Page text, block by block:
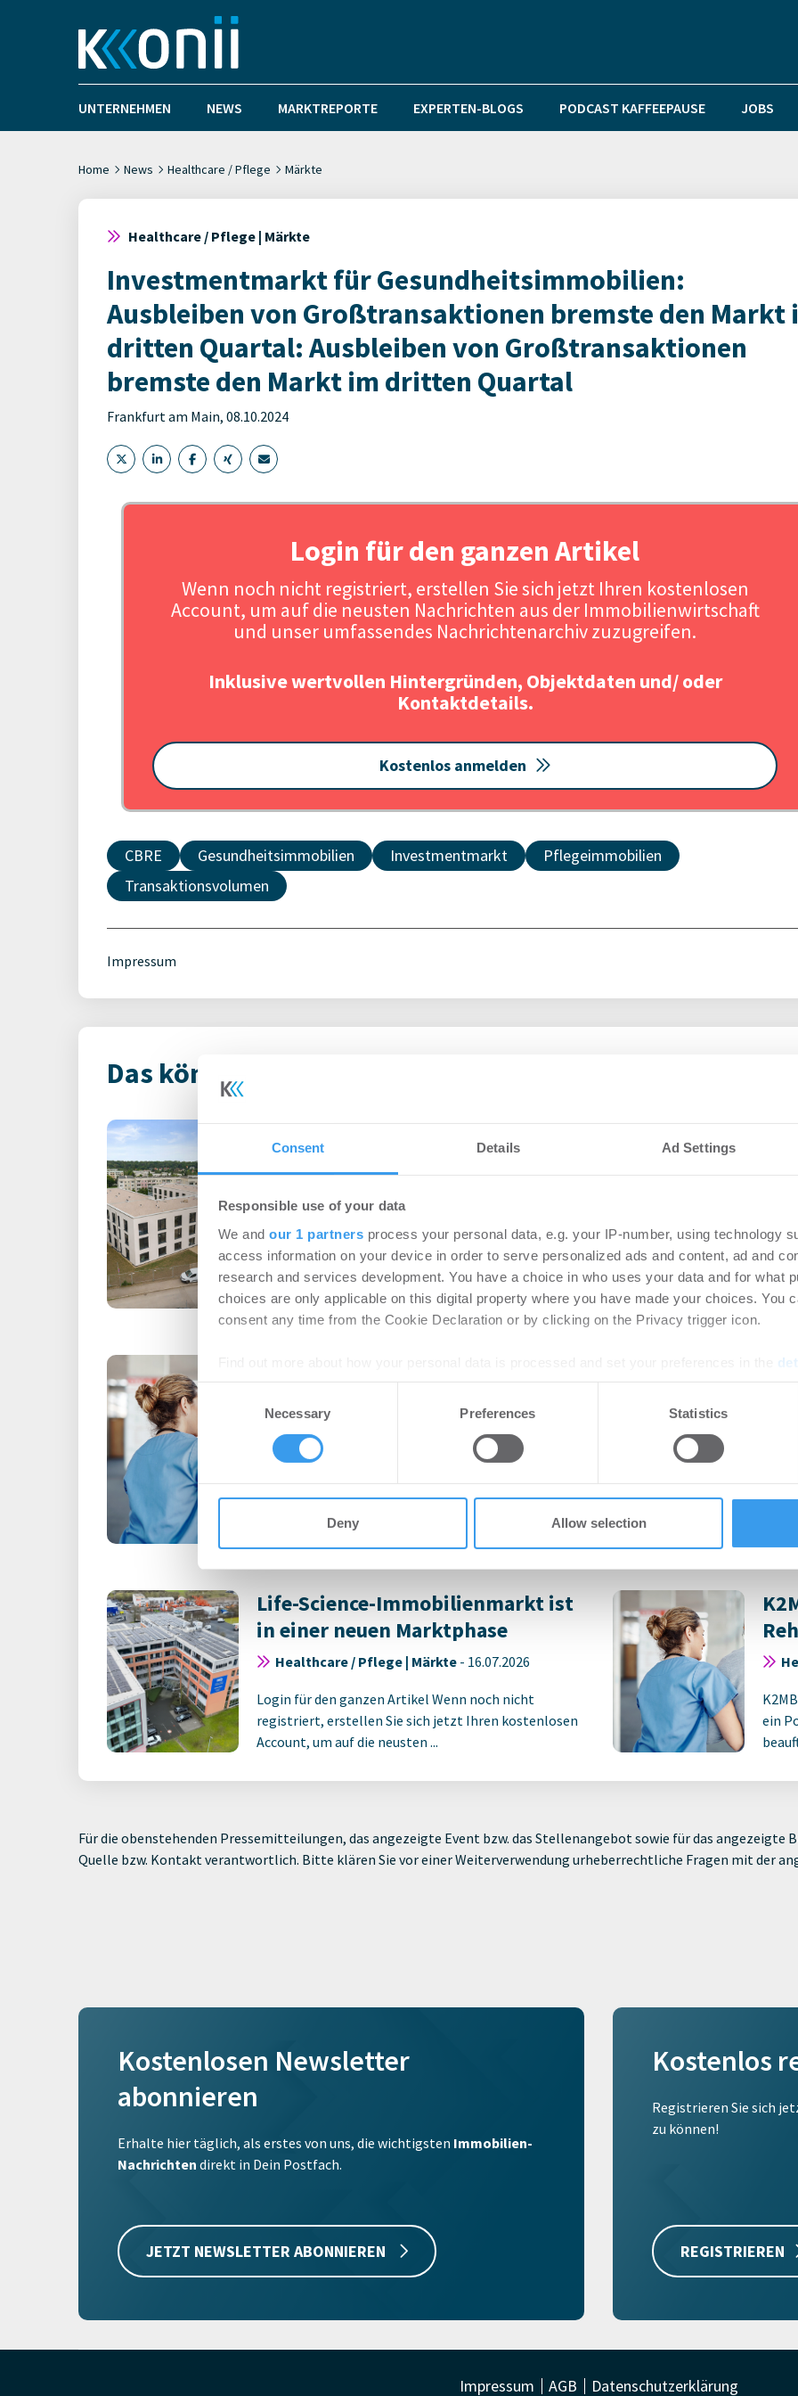
Consent Details Ad Settings
Responsible use of your data
We and our 1 partners process your personal data, e.g. your IP-number, using technology
access information on your device in order to serve personalized ads and content, ad and
research and services development. You have a choice in who uses your data and for what
choices are only applicable on this digital property where you have made your choices. You
consent any time from the Cookie Declaration or by clicking on the Privacy trigger icon.
We use cookies to personalise content and ads, to provide social media features and to
other information that you’ve provided to them or that they’ve collected from your use of their
Consent
Necessary Preferences Statistics
Deny Allow selection
UNTERNEHMEN NEWS MARKTREPORTE EXPERTEN-BLOGS PODCAST KAFFEEPAUSE JOBS
Home News Healthcare / Pflege Märkte
Healthcare / Pflege | Märkte
Investmentmarkt für Gesundheitsimmobilien:
Ausbleiben von Großtransaktionen bremste den Markt
dritten Quartal: Ausbleiben von Großtransaktionen
bremste den Markt im dritten Quartal
Frankfurt am Main, 08.10.2024
Login für den ganzen Artikel
Wenn noch nicht registriert, erstellen Sie sich jetzt Ihren kostenlosen
Account, um auf die neusten Nachrichten aus der Immobilienwirtschaft
und unser umfassendes Nachrichtenarchiv zuzugreifen.
Inklusive wertvollen Hintergründen, Objektdaten und/ oder
Kontaktdetails.
Kostenlos anmelden
CBRE Gesundheitsimmobilien Investmentmarkt
Pflegeimmobilien
Transaktionsvolumen
Impressum
Das könnte Dich auch interessieren
Carestone übergibt neues
Pflegezentrum in Gotha an
Healthcare / Pflege | Projekte
Der führende Entwickler und Anbieter von
Seniorenwohn- und Pflegeimmobilien Carestone hat
sein neu errichtetes Pflegezentrum in der ...
Der
erste
Butzweilerhof in Köln
Healthcare / Pflege | Projekte -21.07.2026
Account, um auf die neusten ...
Life-Science-Immobilienmarkt ist
in einer neuen Marktphase
Healthcare / Pflege | Märkte - 16.07.2026
Login für den ganzen Artikel Wenn noch nicht
registriert, erstellen Sie sich jetzt Ihren kostenlosen
Account, um auf die neusten ...
ein
Für die obenstehenden Pressemitteilungen, das angezeigte Event bzw. das Stellenangebot sowie für das angezeigte
Quelle bzw. Kontakt verantwortlich. Bitte klären Sie vor einer Weiterverwendung urheberrechtliche Fragen mit der
Kostenlosen Newsletter
abonnieren
Erhalte hier täglich, als erstes von uns, die wichtigsten Immobilien-
Nachrichten direkt in Dein Postfach.
JETZT NEWSLETTER ABONNIEREN
Kostenlos
Registrieren Sie sich
zu können!
REGISTRIEREN
Impressum AGB Datenschutzerklärung